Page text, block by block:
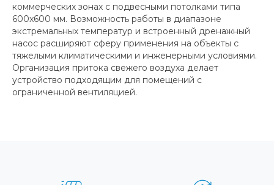
коммерческих зонах с подвесными потолками типа
600x600 мм. Возможность работы в диапазоне
экстремальных температур и встроенный дренажный
насос расширяют сферу применения на объекты с
тяжелыми климатическими и инженерными условиями.
Организация притока свежего воздуха делает
устройство подходящим для помещений с
ограниченной вентиляцией.